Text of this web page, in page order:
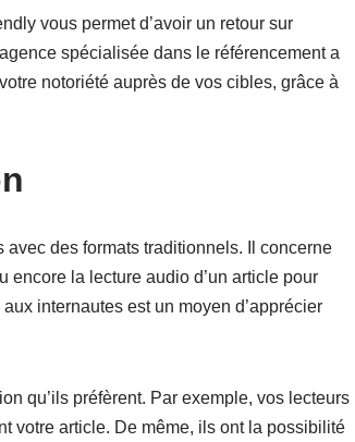
vous permet d’avoir un retour sur
spécialisée dans le référencement a
notoriété auprès de vos cibles, grâce à
des formats traditionnels. Il concerne
la lecture audio d’un article pour
internautes est un moyen d’apprécier
qu’ils préfèrent. Par exemple, vos lecteurs
votre article. De même, ils ont la possibilité